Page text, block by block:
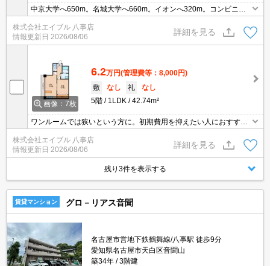
中京大学へ650m。名城大学へ660m。イオンへ320m。コンビニへ2
20m。「エイブル学割」で仲介手数料家賃の0.55ヶ月分より10％Ｏ
ＦＦ。最寄り駅まで徒歩5分！。
株式会社エイブル 八事店
情報更新日 2026/08/06
詳細を見る
画像：7枚
6.2万円(管理費等：8,000円)
敷
なし 礼
なし
5階
1LDK 42.74m²
ワンルームでは狭いという方に。初期費用を抑えたい人におすす
め。学生さんにオススメ。「エイブル学割」利用可能物件です。中
京大学へ500m。コンビニへ190m。イオンへ300m。
株式会社エイブル 八事店
情報更新日 2026/08/06
詳細を見る
残り3件を表示する
賃貸マンション グロ－リアス音聞
名古屋市営地下鉄鶴舞線/八事駅 徒歩9分
愛知県名古屋市天白区音聞山
築34年
3階建